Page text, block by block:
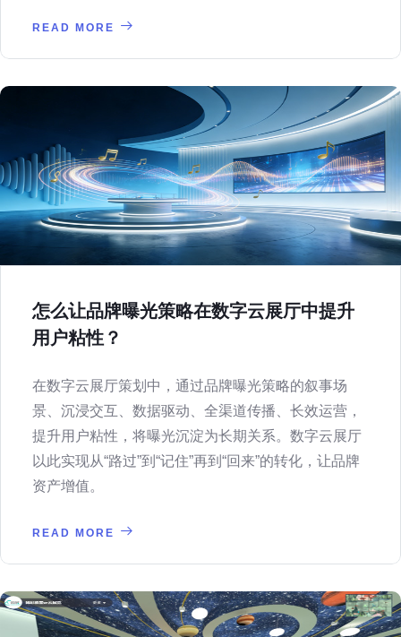
READ MORE
怎么让品牌曝光策略在数字云展厅中提升
用户粘性？
在数字云展厅策划中，通过品牌曝光策略的叙事场
景、沉浸交互、数据驱动、全渠道传播、长效运营，
提升用户粘性，将曝光沉淀为长期关系。数字云展厅
以此实现从“路过”到“记住”再到“回来”的转化，让品牌
资产增值。
READ MORE